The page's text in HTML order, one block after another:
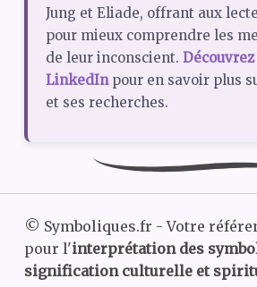
Jung et Eliade, offrant aux
pour mieux comprendre les
de leur inconscient.
LinkedInpour en savoir plus
et ses recherches.
© Symboliques.fr - Votre
pour l'interprétation des
signification culturelle et